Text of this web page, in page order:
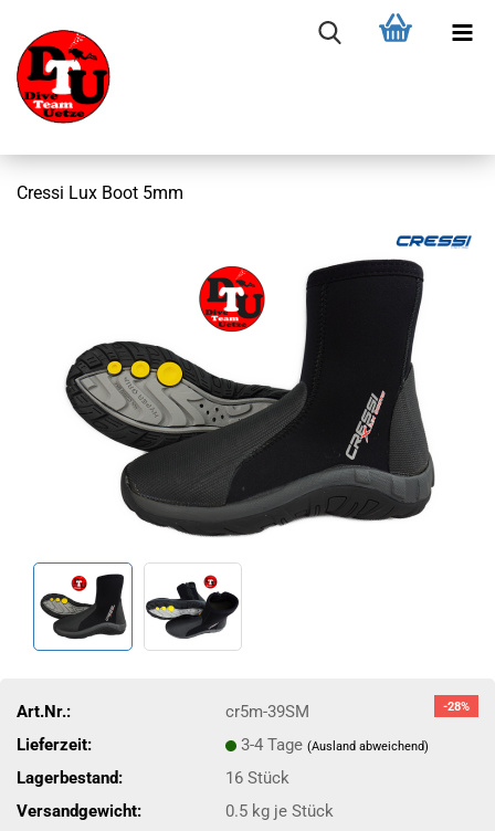
Cressi Lux Boot 5mm
-28%
Art.Nr.:
cr5m-39SM
Lieferzeit:
3-4 Tage(Ausland abweichend)
Lagerbestand: 16Stück
Versandgewicht:
0.5 kg je Stück